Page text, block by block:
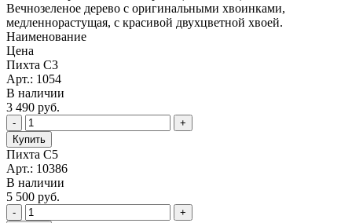
Вечнозеленое дерево с оригинальными хвоинками,
медленнорастущая, с красивой двухцветной хвоей.
Наименование
Цена
Пихта С3
Арт.: 1054
В наличии
3 490 руб.
Пихта С5
Арт.: 10386
В наличии
5 500 руб.